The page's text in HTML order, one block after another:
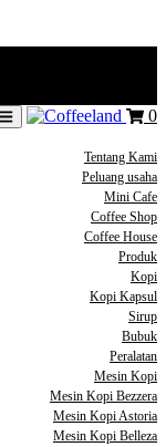
0
Tentang Kami
Peluang usaha
Mini Cafe
Coffee Shop
Coffee House
Produk
Kopi
Kopi Kapsul
Sirup
Bubuk
Peralatan
Mesin Kopi
Mesin Kopi Bezzera
Mesin Kopi Astoria
Mesin Kopi Belleza